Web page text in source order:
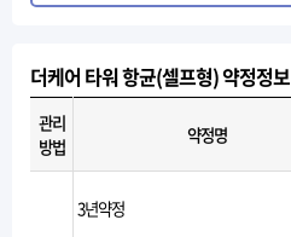
더케어 타워 항균(셀프형) 약정정보
관리
방법
약정명
3년약정